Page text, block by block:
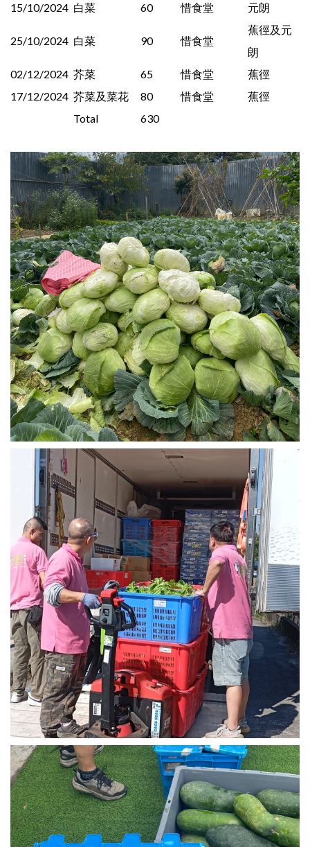
15/10/2024 白菜 60 惜食堂 元朗
25/10/2024 白菜 90 惜食堂
蕉徑及元
朗
02/12/2024 芥菜 65 惜食堂
蕉徑
17/12/2024 芥菜及菜花 80 惜食堂
蕉徑
Total
630